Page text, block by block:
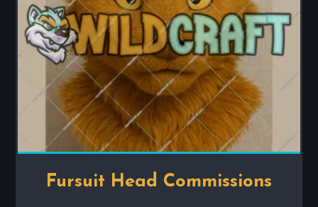
Fursuit Head Commissions